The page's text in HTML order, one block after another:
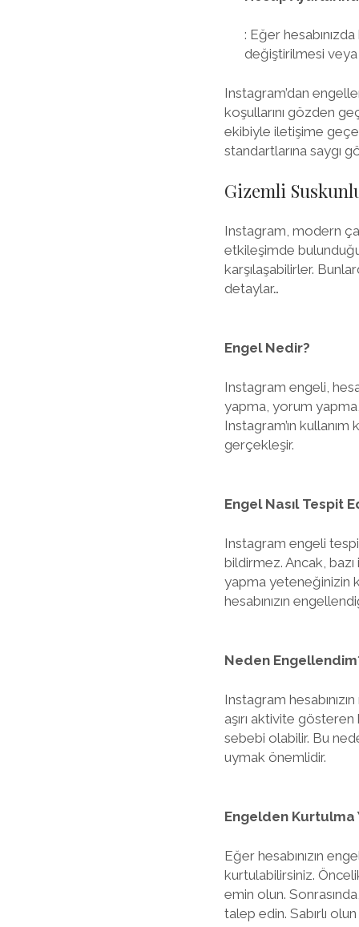
: Eğer
değiştirilmesi veya
Instagram’dan
koşullarını gözden
ekibiyle iletişime
standartlarına saygı
Gizemli
Instagram, modern
etkileşimde
karşılaşabilirler.
detaylar…
Engel Nedir?
Instagram engeli,
yapma, yorum
Instagram’ın
gerçekleşir.
Engel Nasıl Tespit
Instagram engeli
bildirmez. Ancak,
yapma yeteneğinizin
hesabınızın
Neden
Instagram
aşırı aktivite gösteren
sebebi olabilir. Bu
uymak önemlidir.
Engelden Kurtulma
Eğer hesabınızın
kurtulabilirsiniz.
emin olun.
talep edin. Sabırlı